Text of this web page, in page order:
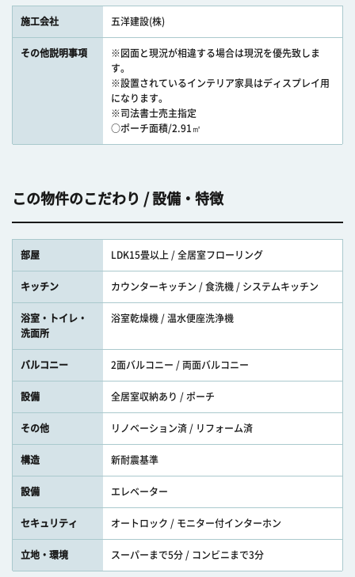
施工会社 五洋建設(株)
その他説明事項
※図面と現況が相違する場合は現況を優先致しま
す。
※設置されているインテリア家具はディスプレイ用
になります。
※司法書士売主指定
○ポーチ面積/2.91㎡
この物件のこだわり / 設備・特徴
部屋 LDK15畳以上 / 全居室フローリング
キッチン カウンターキッチン / 食洗機 / システムキッチン
浴室・トイレ・
洗面所
浴室乾燥機 / 温水便座洗浄機
バルコニー 2面バルコニー / 両面バルコニー
設備 全居室収納あり / ポーチ
その他 リノベーション済 / リフォーム済
構造 新耐震基準
設備 エレベーター
セキュリティ オートロック / モニター付インターホン
立地・環境 スーパーまで5分 / コンビニまで3分